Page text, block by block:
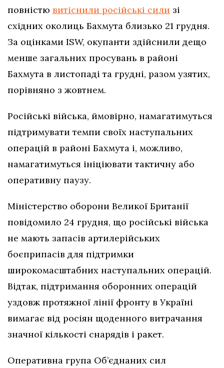
повністю витіснили російські сили зі
східних околиць Бахмута близько 21 грудня.
За оцінками ISW, окупанти здійснили дещо
менше загальних просувань в районі
Бахмута в листопаді та грудні, разом узятих,
порівняно з жовтнем.
Російські війська, ймовірно, намагатимуться
підтримувати темпи своїх наступальних
операцій в районі Бахмута і, можливо,
намагатимуться ініціювати тактичну або
оперативну паузу.
Міністерство оборони Великої Британії
повідомило 24 грудня, що російські війська
не мають запасів артилерійських
боєприпасів для підтримки
широкомасштабних наступальних операцій.
Відтак, підтримання оборонних операцій
уздовж протяжної лінії фронту в Україні
вимагає від росіян щоденного витрачання
значної кількості снарядів і ракет.
Оперативна група Об’єднаних сил